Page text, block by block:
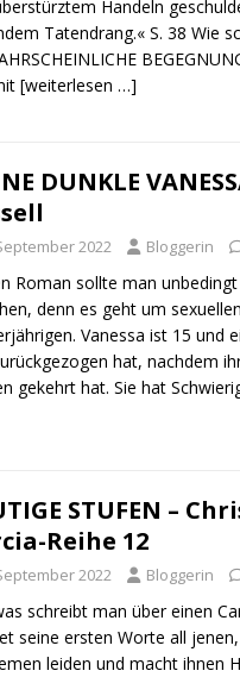
Handeln
Tatendrang.« S. 38 Wie
[weiterlesen …]
DUNKLE
2022 Bloggerin
Roman sollte man
denn es geht um
Vanessa ist 15 und
hat, nachdem
gekehrt hat. Sie hat
STUFEN –
Reihe 12
2022 Bloggerin
schreibt man über einen
seine ersten Worte all
leiden und macht ihnen